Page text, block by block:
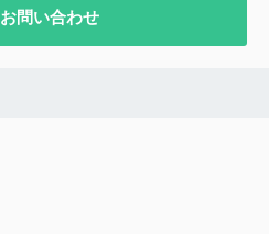
お問い合わせ